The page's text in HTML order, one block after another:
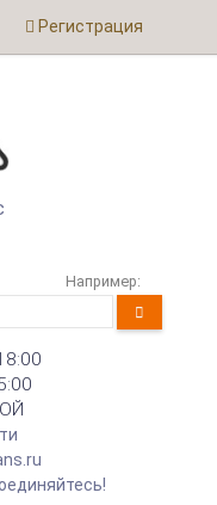
Регистрация
Например: